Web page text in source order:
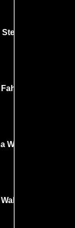
Wheeler-